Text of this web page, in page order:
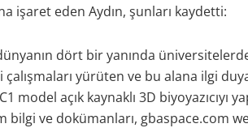
işaret eden Aydın, şunları kaydetti:
dört bir yanında
yürüten ve bu alana ilgi
model açık kaynaklı 3D
bilgi ve dokümanları, gbaspace.com